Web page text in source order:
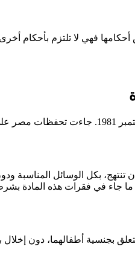
فھي لا تلتزم بأحكام
أن تنتهج، بكل الوسائل
جاء في فقرات هذه المادة
لحقوق الرجل فيما يتعلق بجنسية